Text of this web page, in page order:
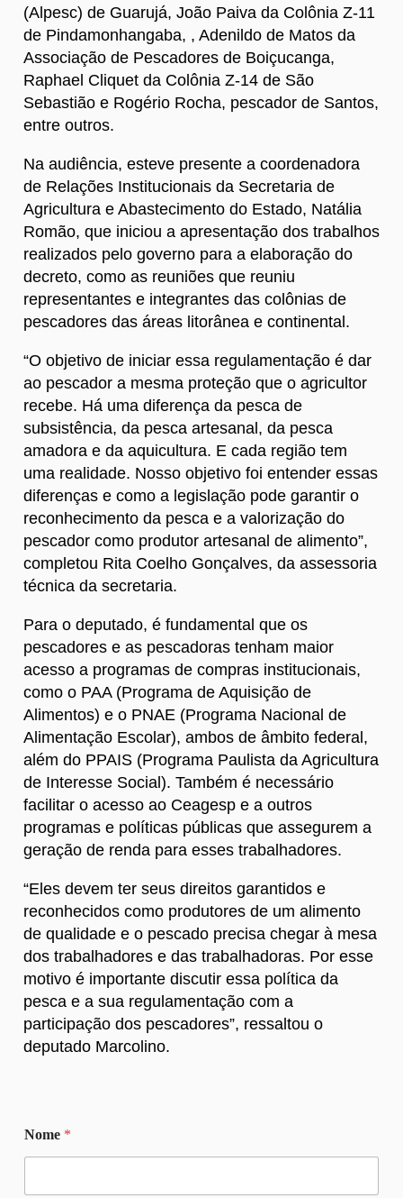
(Alpesc) de Guarujá, João Paiva da Colônia Z-11
de Pindamonhangaba, , Adenildo de Matos da
Associação de Pescadores de Boiçucanga,
Raphael Cliquet da Colônia Z-14 de São
Sebastião e Rogério Rocha, pescador de Santos,
entre outros.
Na audiência, esteve presente a coordenadora
de Relações Institucionais da Secretaria de
Agricultura e Abastecimento do Estado, Natália
Romão, que iniciou a apresentação dos trabalhos
realizados pelo governo para a elaboração do
decreto, como as reuniões que reuniu
representantes e integrantes das colônias de
pescadores das áreas litorânea e continental.
“O objetivo de iniciar essa regulamentação é dar
ao pescador a mesma proteção que o agricultor
recebe. Há uma diferença da pesca de
subsistência, da pesca artesanal, da pesca
amadora e da aquicultura. E cada região tem
uma realidade. Nosso objetivo foi entender essas
diferenças e como a legislação pode garantir o
reconhecimento da pesca e a valorização do
pescador como produtor artesanal de alimento”,
completou Rita Coelho Gonçalves, da assessoria
técnica da secretaria.
Para o deputado, é fundamental que os
pescadores e as pescadoras tenham maior
acesso a programas de compras institucionais,
como o PAA (Programa de Aquisição de
Alimentos) e o PNAE (Programa Nacional de
Alimentação Escolar), ambos de âmbito federal,
além do PPAIS (Programa Paulista da Agricultura
de Interesse Social). Também é necessário
facilitar o acesso ao Ceagesp e a outros
programas e políticas públicas que assegurem a
geração de renda para esses trabalhadores.
“Eles devem ter seus direitos garantidos e
reconhecidos como produtores de um alimento
de qualidade e o pescado precisa chegar à mesa
dos trabalhadores e das trabalhadoras. Por esse
motivo é importante discutir essa política da
pesca e a sua regulamentação com a
participação dos pescadores”, ressaltou o
deputado Marcolino.
Nome *